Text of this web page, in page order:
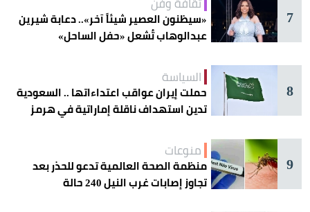
7
«سيظنون العصير شيئاً آخر».. دعابة شيرين
عبدالوهاب تُشعل «حفل الساحل»
8
السياسة
حملت إيران عواقب اعتداءاتها .. السعودية
تدين استهداف ناقلة إماراتية في هرمز
9
منوعات
منظمة الصحة العالمية تدعو للحذر بعد
تجاوز إصابات غرب النيل 240 حالة